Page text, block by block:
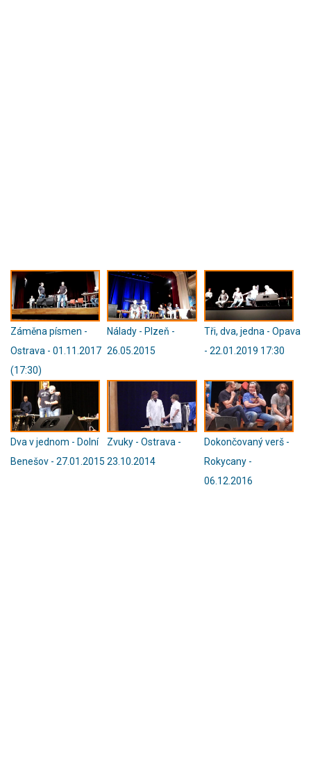
Záměna písmen -
Ostrava - 01.11.2017
(17:30)
Nálady - Plzeň -
26.05.2015
Tři, dva, jedna - Opava
- 22.01.2019 17:30
Dva v jednom - Dolní
Benešov - 27.01.2015
Zvuky - Ostrava -
23.10.2014
Dokončovaný verš -
Rokycany -
06.12.2016